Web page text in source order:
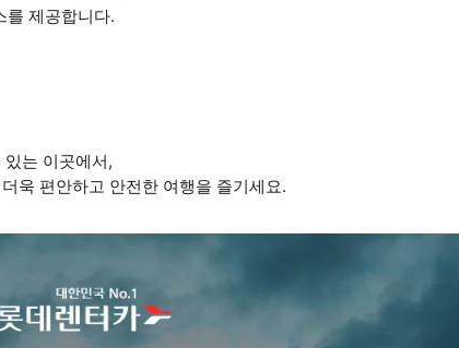
를 제공합니다.
는 이곳에서,
욱 편안하고 안전한 여행을 즐기세요.